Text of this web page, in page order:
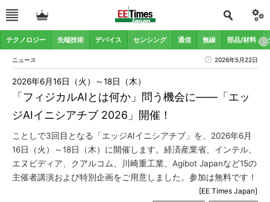
テクノロジー 先端技術 デバイス センシング 通信 無線 部品/材料
ニュース 2026年5月22日
「フィジカルAIとは何か」問う機会に――「エッ
ジAIイニシアチブ 2026」開催！
2026年6月16日（火）～18日（木）
ことしで3回目となる「エッジAIイニシアチブ」を、2026年6月
16日（火）～18日（木）に開催します。経済産業省、インテル、
エヌビディア、クアルコム、川崎重工業、Agibot Japanなど15の
主催者講演および特別企画をご用意しました。参加は無料です！
[EE Times Japan]